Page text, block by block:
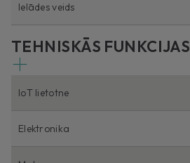
Ielādes veids
TEHNISKĀS FUNKCIJAS
IoT lietotne
Elektronika